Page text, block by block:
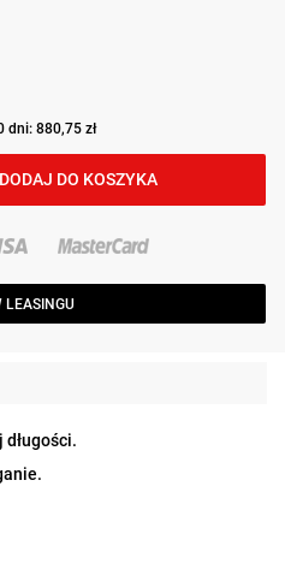
dni: 880,75 zł
DODAJ DO KOSZYKA
LEASINGU
długości.